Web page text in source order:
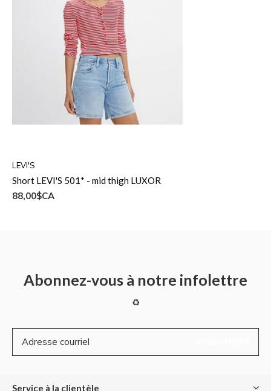
LEVI'S
Short LEVI'S 501* - mid thigh LUXOR
88,00$CA
Abonnez-vous à notre infolettre
♻
Service à la clientèle